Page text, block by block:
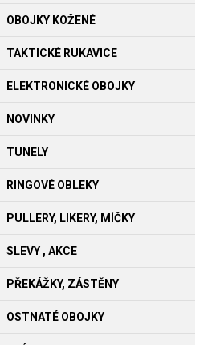
OBOJKY KOŽENÉ
TAKTICKÉ RUKAVICE
ELEKTRONICKÉ OBOJKY
NOVINKY
TUNELY
RINGOVÉ OBLEKY
PULLERY, LIKERY, MÍČKY
SLEVY , AKCE
PŘEKÁŽKY, ZÁSTĚNY
OSTNATÉ OBOJKY